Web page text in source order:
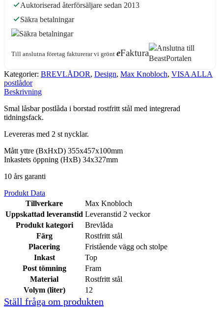
Auktoriserad återförsäljare sedan 2013
Säkra betalningar
Till anslutna företag fakturerar vi grönt eFaktura
Kategorier: BREVLÅDOR, Design, Max Knobloch, VISA ALLA
postlådor
Beskrivning
Smal låsbar postlåda i borstad rostfritt stål med integrerad
tidningsfack.
Levereras med 2 st nycklar.
Mått yttre (BxHxD) 355x457x100mm
Inkastets öppning (HxB) 34x327mm
10 års garanti
Produkt Data
Tillverkare
Max Knobloch
Uppskattad leveranstid Leveranstid 2 veckor
Produkt kategori
Brevlåda
Färg
Rostfritt stål
Placering
Fristående vägg och stolpe
Inkast
Top
Post tömning
Fram
Material
Rostfritt stål
Volym (liter)
12
Ställ fråga om produkten